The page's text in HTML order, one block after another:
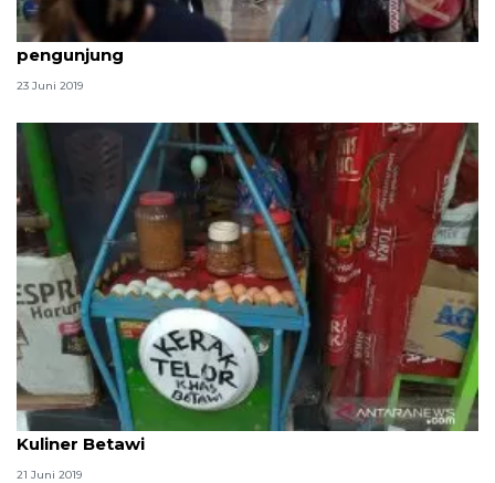
YLKI : Manajemen PRJ pungut tarif mahal bagi
pengunjung
23 Juni 2019
Pedagang Setu Babakan siap ramaikan Pameran
Kuliner Betawi
21 Juni 2019